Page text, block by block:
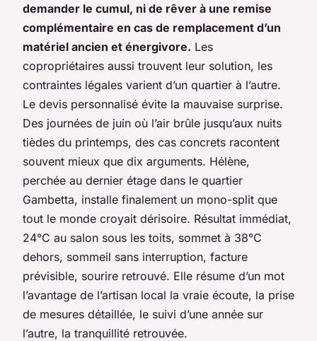
demander le cumul, ni de rêver à une remise
complémentaire en cas de remplacement d’un
matériel ancien et énergivore. Les
copropriétaires aussi trouvent leur solution, les
contraintes légales varient d’un quartier à l’autre.
Le devis personnalisé évite la mauvaise surprise.
Des journées de juin où l’air brûle jusqu’aux nuits
tièdes du printemps, des cas concrets racontent
souvent mieux que dix arguments. Hélène,
perchée au dernier étage dans le quartier
Gambetta, installe finalement un mono-split que
tout le monde croyait dérisoire. Résultat immédiat,
24°C au salon sous les toits, sommet à 38°C
dehors, sommeil sans interruption, facture
prévisible, sourire retrouvé. Elle résume d’un mot
l’avantage de l’artisan local la vraie écoute, la prise
de mesures détaillée, le suivi d’une année sur
l’autre, la tranquillité retrouvée.